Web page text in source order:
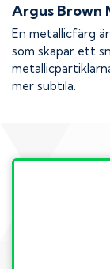
Argus Brown
En metallicfärg
som skapar ett
mer subtila.